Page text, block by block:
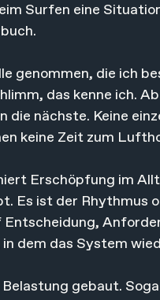
Surfen eine
genommen, die ich
das kenne ich.
die nächste. Keine
keine Zeit zum
Erschöpfung im
Es ist der
Entscheidung,
dem das System
gebaut.